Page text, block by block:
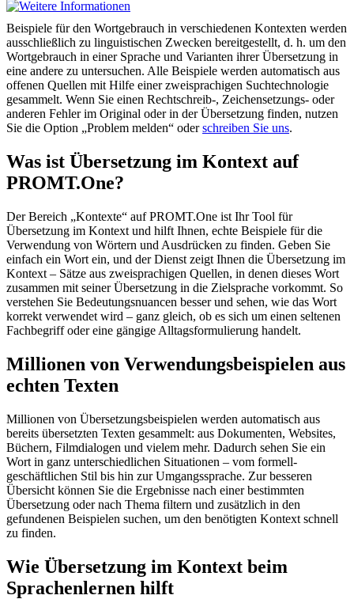
Beispiele für den Wortgebrauch in verschiedenen Kontexten werden
ausschließlich zu linguistischen Zwecken bereitgestellt, d. h. um den
Wortgebrauch in einer Sprache und Varianten ihrer Übersetzung in
eine andere zu untersuchen. Alle Beispiele werden automatisch aus
offenen Quellen mit Hilfe einer zweisprachigen Suchtechnologie
gesammelt. Wenn Sie einen Rechtschreib-, Zeichensetzungs- oder
anderen Fehler im Original oder in der Übersetzung finden, nutzen
Sie die Option „Problem melden“ oderschreiben Sie uns.
Was ist Übersetzung im Kontext auf
PROMT.One?
Der Bereich „Kontexte“ auf PROMT.One ist Ihr Tool für
Übersetzung im Kontext und hilft Ihnen, echte Beispiele für die
Verwendung von Wörtern und Ausdrücken zu finden. Geben Sie
einfach ein Wort ein, und der Dienst zeigt Ihnen die Übersetzung im
Kontext – Sätze aus zweisprachigen Quellen, in denen dieses Wort
zusammen mit seiner Übersetzung in die Zielsprache vorkommt. So
verstehen Sie Bedeutungsnuancen besser und sehen, wie das Wort
korrekt verwendet wird – ganz gleich, ob es sich um einen seltenen
Fachbegriff oder eine gängige Alltagsformulierung handelt.
Millionen von Verwendungsbeispielen aus
echten Texten
Millionen von Übersetzungsbeispielen werden automatisch aus
bereits übersetzten Texten gesammelt: aus Dokumenten, Websites,
Büchern, Filmdialogen und vielem mehr. Dadurch sehen Sie ein
Wort in ganz unterschiedlichen Situationen – vom formell-
geschäftlichen Stil bis hin zur Umgangssprache. Zur besseren
Übersicht können Sie die Ergebnisse nach einer bestimmten
Übersetzung oder nach Thema filtern und zusätzlich in den
gefundenen Beispielen suchen, um den benötigten Kontext schnell
zu finden.
Wie Übersetzung im Kontext beim
Sprachenlernen hilft